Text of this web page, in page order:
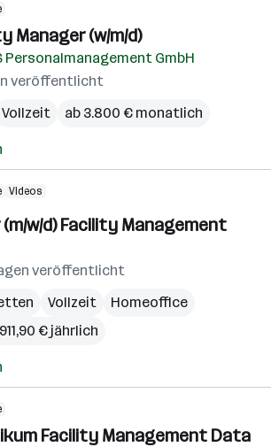
Manager (w/m/d)
Personalmanagement GmbH
veröffentlicht
Vollzeit ab 3.800 € monatlich
Videos
w/d) Facility Management
veröffentlicht
Vollzeit
Homeoffice
€ jährlich
Facility Management Data